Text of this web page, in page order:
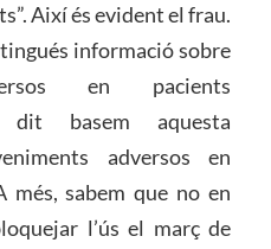
Així és evident el frau.
informació sobre
en pacients
dit basem aquesta
adversos en
més, sabem que no en
l’ús el març de